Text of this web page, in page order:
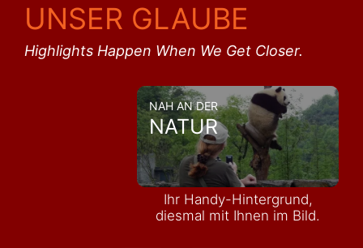
UNSER GLAUBE
Highlights Happen When We Get Closer.
NAH AN DER
NATUR
Ihr Handy-Hintergrund,
diesmal mit Ihnen im Bild.